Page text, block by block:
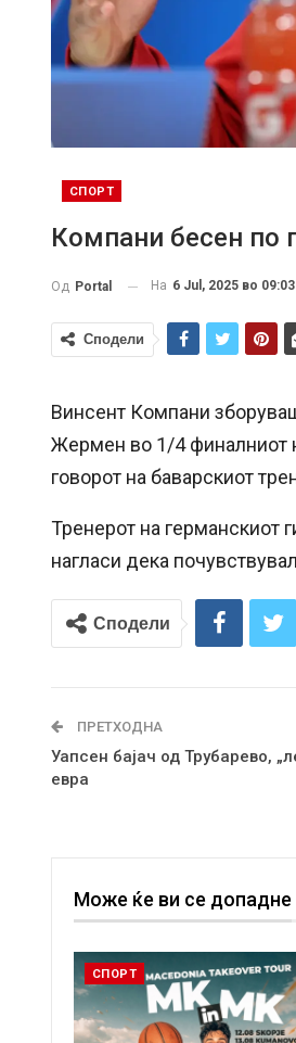
СПОРТ
Компани бесен по
Од Portal На 6 Jul, 2025 во
Сподели
Винсент Компани
Жермен во 1/4 финалниот
говорот на баварскиот
Тренерот на германскиот
нагласи дека
Сподели
ПРЕТХОДНА
Уапсен бајач од Трубарево,
евра
Може ќе ви се допадне
СПОРТ